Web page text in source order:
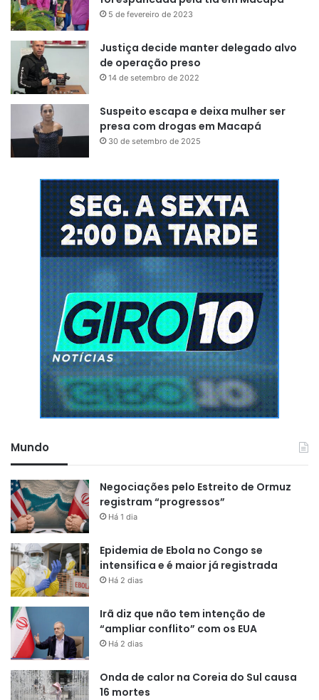
5 de fevereiro de 2023
Justiça decide manter delegado alvo
de operação preso
14 de setembro de 2022
Suspeito escapa e deixa mulher ser
presa com drogas em Macapá
30 de setembro de 2025
Mundo
Negociações pelo Estreito de Ormuz
registram “progressos”
Há 1 dia
Epidemia de Ebola no Congo se
intensifica e é maior já registrada
Há 2 dias
Irã diz que não tem intenção de
“ampliar conflito” com os EUA
Há 2 dias
Onda de calor na Coreia do Sul causa
16 mortes